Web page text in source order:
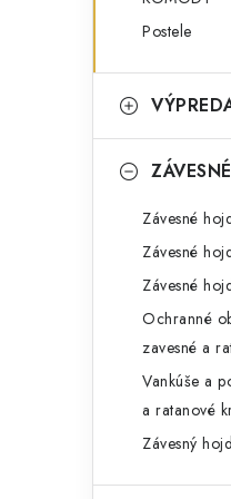
Postele
Závesné
Závesné
Závesné
Ochranné
zavesné a
Vankúše a
a ratanové
Závesný